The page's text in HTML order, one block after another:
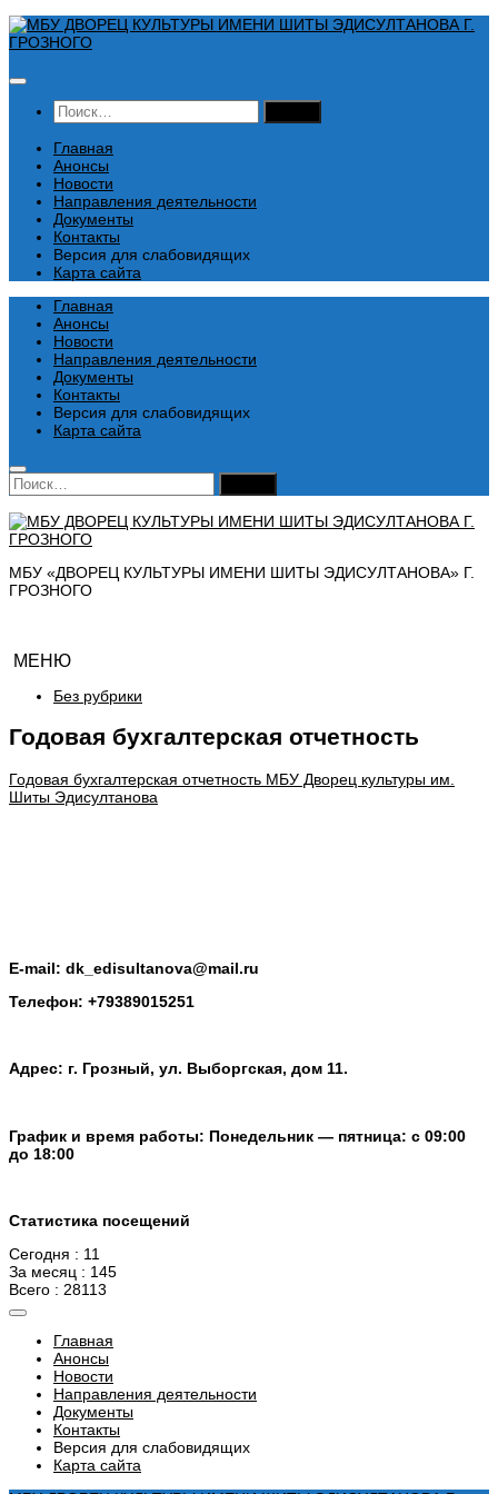
Перейти
к
Найти:
Главная
Анонсы
Новости
Направления деятельности
Документы
Контакты
Версия для слабовидящих
Карта сайта
Главная
Анонсы
Новости
Направления деятельности
Документы
Контакты
Версия для слабовидящих
Карта сайта
Найти:
МБУ «ДВОРЕЦ КУЛЬТУРЫ ИМЕНИ ШИТЫ ЭДИСУЛТАНОВА» Г.
ГРОЗНОГО
МЕНЮ
Без рубрики
Годовая бухгалтерская отчетность
Годовая бухгалтерская отчетность МБУ Дворец культуры им.
Шиты Эдисултанова
E-mail: dk_edisultanova@mail.ru
Телефон: +79389015251
Адрес: г. Грозный, ул. Выборгская, дом 11.
График и время работы: Понедельник — пятница: с 09:00
до 18:00
Статистика посещений
Сегодня : 11
За месяц : 145
Всего : 28113
Главная
Анонсы
Новости
Направления деятельности
Документы
Контакты
Версия для слабовидящих
Карта сайта